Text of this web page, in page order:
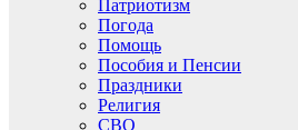
Патриотизм
Погода
Помощь
Пособия и Пенсии
Праздники
Религия
СВО